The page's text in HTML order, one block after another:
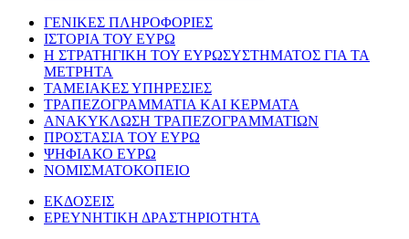
ΓΕΝΙΚΕΣ ΠΛΗΡΟΦΟΡΙΕΣ
ΙΣΤΟΡΙΑ ΤΟΥ ΕΥΡΩ
Η ΣΤΡΑΤΗΓΙΚΗ ΤΟΥ ΕΥΡΩΣΥΣΤΗΜΑΤΟΣ ΓΙΑ ΤΑ
ΜΕΤΡΗΤΑ
ΤΑΜΕΙΑΚΕΣ ΥΠΗΡΕΣΙΕΣ
ΤΡΑΠΕΖΟΓΡΑΜΜΑΤΙΑ ΚΑΙ ΚΕΡΜΑΤΑ
ΑΝΑΚΥΚΛΩΣΗ ΤΡΑΠΕΖΟΓΡΑΜΜΑΤΙΩΝ
ΠΡΟΣΤΑΣΙΑ ΤΟΥ ΕΥΡΩ
ΨΗΦΙΑΚΟ ΕΥΡΩ
ΝΟΜΙΣΜΑΤΟΚΟΠΕΙΟ
ΕΚΔΟΣΕΙΣ
ΕΡΕΥΝΗΤΙΚΗ ΔΡΑΣΤΗΡΙΟΤΗΤΑ